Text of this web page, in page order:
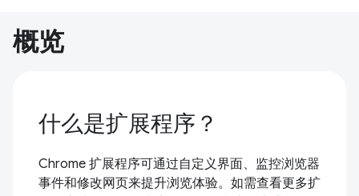
概览
什么是扩展程序？
Chrome 扩展程序可通过自定义界面、监控浏览器
事件和修改网页来提升浏览体验。如需查看更多扩